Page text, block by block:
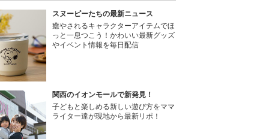
スヌーピーたちの最新ニュース
癒やされるキャラクターアイテムでほ
っと一息つこう！かわいい最新グッズ
やイベント情報を毎日配信
関西のイオンモールで新発見！
子どもと楽しめる新しい遊び方をママ
ライター達が現地から最新リポ！